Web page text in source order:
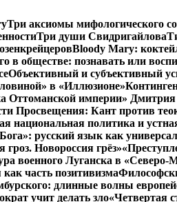
Три аксиомы мифологического
Три души Свидригайлова
Bloody Mary:
в обществе: познавать или
Объективный и субъективный
в «Иллюзионе»
Оттоманской империи»
Просвещения: Кант против
национальная политика и
русский язык как
Новороссия грёз»
военного Луганска в «Северо-
часть позитивизма
длинные волны
учит делать зло«Четвертая